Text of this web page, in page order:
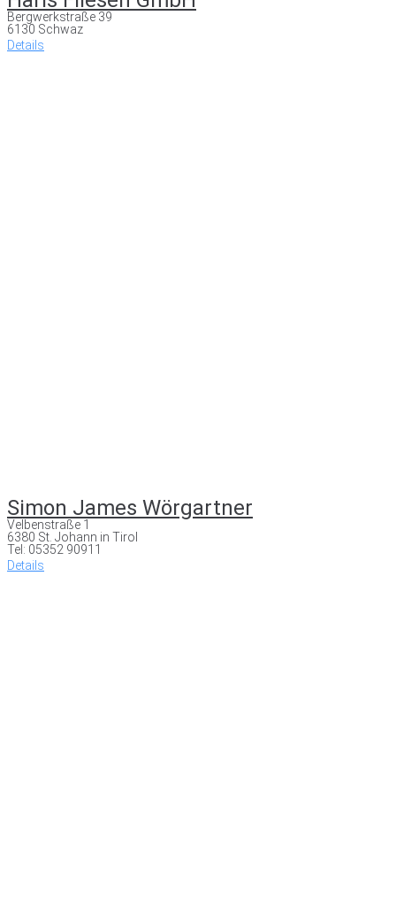
Bergwerkstraße 39
6130 Schwaz
Details
Simon James Wörgartner
Velbenstraße 1
6380 St. Johann in Tirol
Tel: 05352 90911
Details